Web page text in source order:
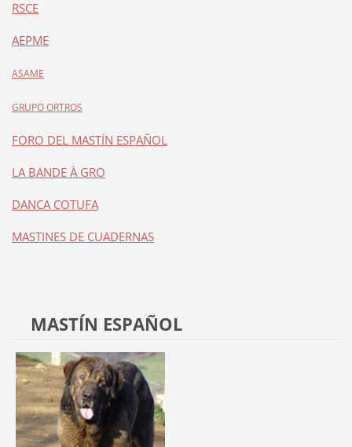
RSCE
AEPME
ASAME
GRUPO ORTROS
FORO DEL MASTÍN ESPAÑOL
LA BANDE À GRO
DANCA COTUFA
MASTINES DE CUADERNAS
MASTÍN ESPAÑOL